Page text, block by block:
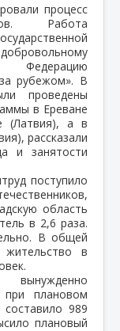
процесс
Работа
Федерацию
рубежом». В
проведены
в Ереване
(Латвия), а в
рассказали
и занятости
поступило
область
в 2,6 раза.
В общей
в
при плановом
989
плановый